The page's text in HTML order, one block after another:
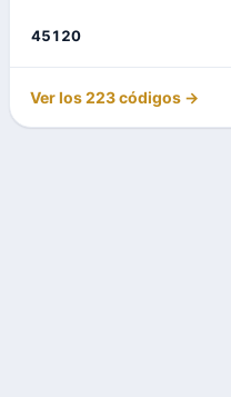
45120
Ver los 223 códigos →